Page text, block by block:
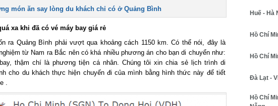
món ăn say lòng du khách chỉ có ở Quảng Bình
xa khi đã có vé máy bay giá rẻ
ra Quảng Bình phải vượt qua khoảng cách 1150 km. Có thể nói, đây là
từ Nam ra Bắc nên có khá nhiều phương án cho bạn di chuyển như:
thậm chí là phương tiện cá nhân. Chúng tôi xin chia sẻ lịch trình di
cho du khách thực hiện chuyến đi của mình bằng hình thức này để tiết
.
Huế - Hà
Hồ Chí
Hồ Chí
Đà Lạt -
Hồ Chí